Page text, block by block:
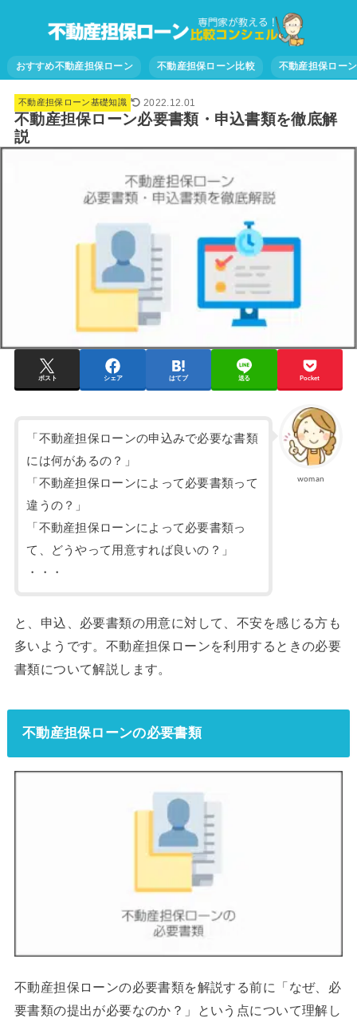
おすすめ不動産担保ローン 不動産担保ローン比較 不動産担保ロー
不動産担保ローン基礎知識 2022.12.01
不動産担保ローン必要書類・申込書類を徹底解
説
ポスト シェア はてブ 送る Pocket
woman
「不動産担保ローンの申込みで必要な書類
には何があるの？」
「不動産担保ローンによって必要書類って
違うの？」
「不動産担保ローンによって必要書類っ
て、どうやって用意すれば良いの？」
・・・
と、申込、必要書類の用意に対して、不安を感じる方も
多いようです。不動産担保ローンを利用するときの必要
書類について解説します。
不動産担保ローンの必要書類
不動産担保ローンの必要書類を解説する前に「なぜ、必
要書類の提出が必要なのか？」という点について理解し